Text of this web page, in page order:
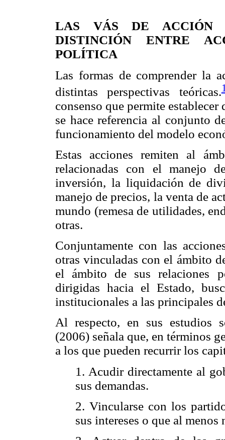
LAS VÁS DE ACCIÓN
DISTINCIÓN ENTRE
POLÍTICA
Las formas de comprender la
distintas perspectivas teóricas.
consenso que permite
se hace referencia al conjunto
funcionamiento del modelo
Estas acciones remiten al
relacionadas con el manejo
inversión, la liquidación de
manejo de precios, la venta de
mundo (remesa de utilidades,
otras.
Conjuntamente con las
otras vinculadas con el ámbito
el ámbito de sus relaciones
dirigidas hacia el Estado,
institucionales a las principales
Al respecto, en sus estudios
(2006) señala que, en términos
a los que pueden recurrir los
1. Acudir directamente al
sus demandas.
2. Vincularse con los
sus intereses o que al